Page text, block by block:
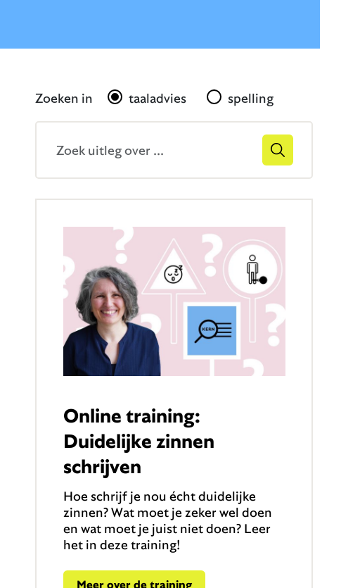
Gerelateerd
Zoeken in taaladvies spelling
Zoekveld
Zoek
Online training:
Duidelijke zinnen
schrijven
Hoe schrijf je nou écht duidelijke
zinnen? Wat moet je zeker wel doen
en wat moet je juist niet doen? Leer
het in deze training!
Meer over de training